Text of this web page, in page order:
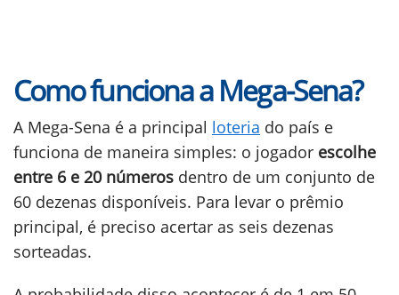
Como funciona a Mega-Sena?
A Mega-Sena é a principal loteria do país e
funciona de maneira simples: o jogador escolhe
entre 6 e 20 números dentro de um conjunto de
60 dezenas disponíveis. Para levar o prêmio
principal, é preciso acertar as seis dezenas
sorteadas.